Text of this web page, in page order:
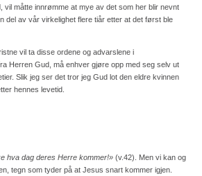
vil måtte innrømme at mye av det som her blir nevnt
del av vår virkelighet flere tiår etter at det først ble
vil ta disse ordene og advarslene i
Herren Gud, må enhver gjøre opp med seg selv ut
Slik jeg ser det tror jeg Gud lot den eldre kvinnen
hennes levetid.
hva dag deres Herre kommer!» (v.42). Men vi kan og
tegn som tyder på at Jesus snart kommer igjen.